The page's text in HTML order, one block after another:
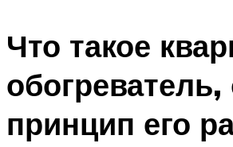
Что такое
принцип его